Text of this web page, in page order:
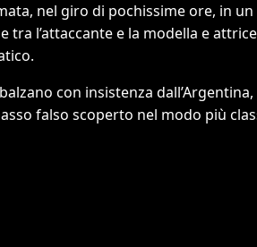
nel giro di pochissime ore, in
l’attaccante e la modella e attrice
con insistenza
falso scoperto nel modo più